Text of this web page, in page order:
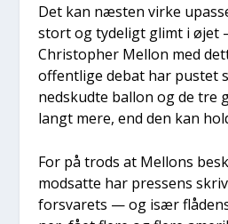
Det kan næsten vir­ke
stort og tyde­ligt glimt i øjet
Chri­stop­her Mel­lon med
offent­li­ge debat har pustet
nedskud­te bal­lon og de tre
langt mere, end den kan
For på trods at Mel­lons
mod­sat­te har pres­sens
for­sva­rets — og især